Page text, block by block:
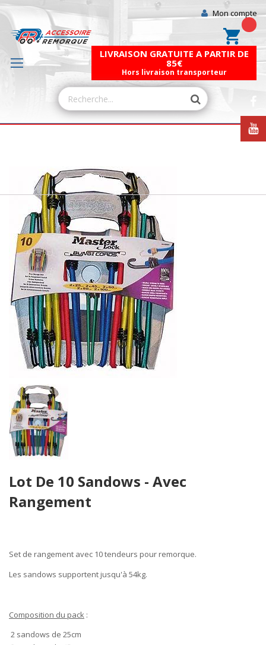
Mon compte
Mon
LIVRAISON GRATUITE A PARTIR DE
85€
Hors livraison transporteur
the
the
images
gallery
to
beginning
gallery
Lot De 10 Sandows - Avec
Rangement
Set de rangement avec 10tendeurs pour remorque.
Les sandows supportent jusqu'à 54kg.
Composition du pack :
2 sandows de 25cm